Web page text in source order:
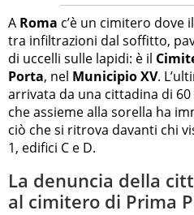
A Roma c’è un cimitero dove il
tra infiltrazioni dal soffitto,
di uccelli sulle lapidi: è il
Porta, nel Municipio XV.
arrivata da una cittadina di 60
che assieme alla sorella ha
ciò che si ritrova davanti chi
1, edifici C e D.
La denuncia della
al cimitero di Prima